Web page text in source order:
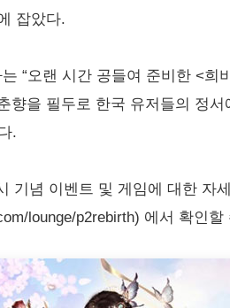
잡았다.
“오랜 시간 공들여 준비한 <
향을 필두로 한국 유저들의 정
.
기념 이벤트 및 게임에 대한 자
lounge/p2rebirth) 에서 확인할